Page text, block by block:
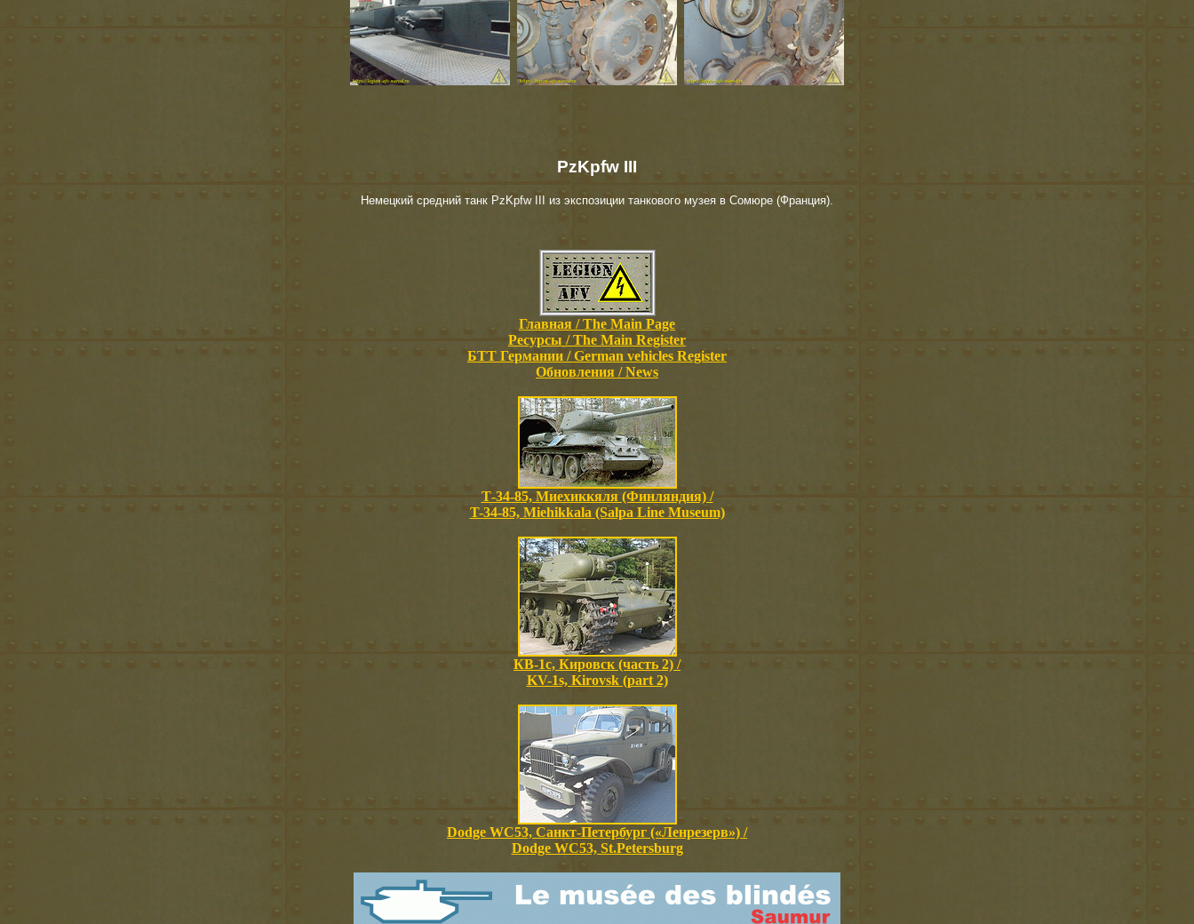
PzKpfw III
Немецкий средний танк PzKpfw III из экспозиции танкового музея в Сомюре (Франция).
Главная / The Main Page
Ресурсы / The Main Register
БТТ Германии / German vehicles Register
Обновления / News
Т-34-85, Миехиккяля (Финляндия) /
T-34-85, Miehikkala (Salpa Line Museum)
КВ-1с, Кировск (часть 2) /
KV-1s, Kirovsk (part 2)
Dodge WC53, Санкт-Петербург («Ленрезерв») /
Dodge WC53, St.Petersburg